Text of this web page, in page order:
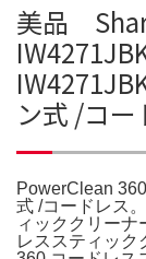
美品
ン式 /コ
PowerClean
式 /コードレス
ィッククリー
レススティック